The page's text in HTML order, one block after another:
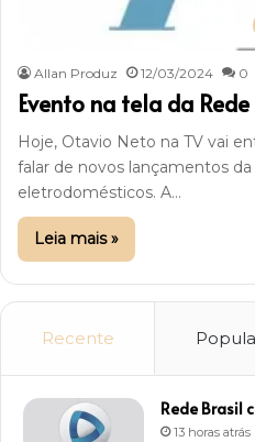
Allan Produz 12/03/2024 0
Evento na tela da Rede
Hoje, Otavio Neto na TV vai
falar de novos lançamentos da
eletrodomésticos. A…
Leia mais »
Recente
Rede Brasil
13 horas atrás